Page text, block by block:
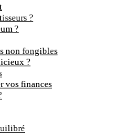
?
?
non fongibles
?
vos finances